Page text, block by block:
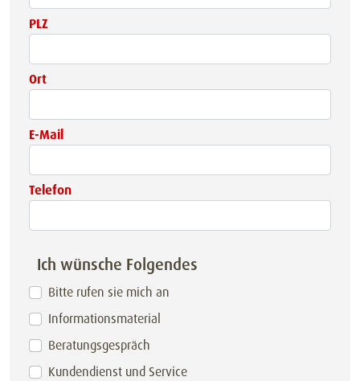
PLZ
Ort
E-Mail
Telefon
Ich wünsche Folgendes
Bitte rufen sie mich an
Informationsmaterial
Beratungsgespräch
Kundendienst und Service